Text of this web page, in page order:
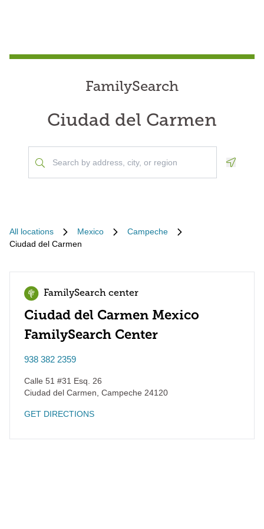
FamilySearch
Ciudad del Carmen
All locations Mexico
Campeche
Ciudad del Carmen
FamilySearch center
Ciudad del Carmen Mexico
FamilySearch Center
938 382 2359
Calle 51 #31 Esq. 26
Ciudad del Carmen Campeche 24120
GET DIRECTIONS